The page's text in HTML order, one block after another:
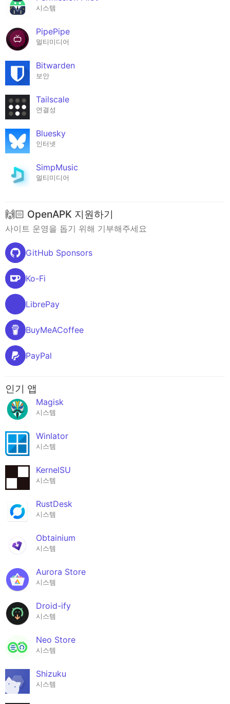
시스템
PipePipe
멀티미디어
Bitwarden
보안
Tailscale
연결성
Bluesky
인터넷
SimpMusic
멀티미디어
🙌🏻 OpenAPK 지원하기
사이트 운영을 돕기 위해 기부해주세요
GitHub Sponsors
Ko-Fi
LibrePay
BuyMeACoffee
PayPal
인기 앱
Magisk
시스템
Winlator
시스템
KernelSU
시스템
RustDesk
시스템
Obtainium
시스템
Aurora Store
시스템
Droid-ify
시스템
Neo Store
시스템
Shizuku
시스템